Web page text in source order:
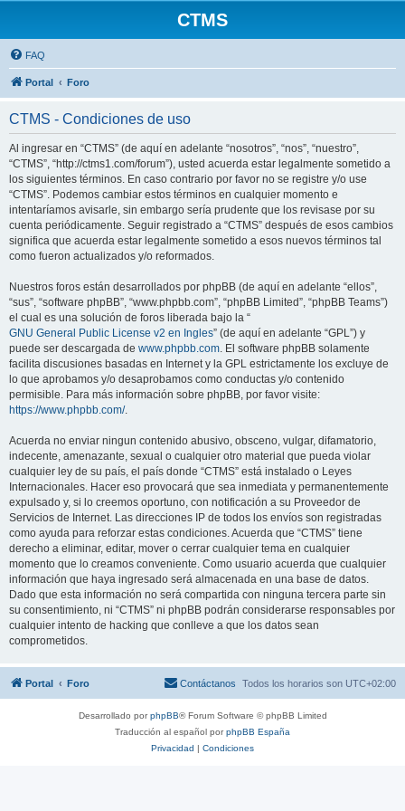
CTMS
FAQ
Portal Foro
CTMS - Condiciones de uso
Al ingresar en “CTMS” (de aquí en adelante “nosotros”, “nos”, “nuestro”,
“CTMS”, “http://ctms1.com/forum”), usted acuerda estar legalmente sometido a
los siguientes términos. En caso contrario por favor no se registre y/o use
“CTMS”. Podemos cambiar estos términos en cualquier momento e
intentaríamos avisarle, sin embargo sería prudente que los revisase por su
cuenta periódicamente. Seguir registrado a “CTMS” después de esos cambios
significa que acuerda estar legalmente sometido a esos nuevos términos tal
como fueron actualizados y/o reformados.
Nuestros foros están desarrollados por phpBB (de aquí en adelante “ellos”,
“sus”, “software phpBB”, “www.phpbb.com”, “phpBB Limited”, “phpBB Teams”)
el cual es una solución de foros liberada bajo la “
GNU General Public License v2 en Ingles” (de aquí en adelante “GPL”) y
puede ser descargada de www.phpbb.com. El software phpBB solamente
facilita discusiones basadas en Internet y la GPL estrictamente los excluye de
lo que aprobamos y/o desaprobamos como conductas y/o contenido
permisible. Para más información sobre phpBB, por favor visite:
https://www.phpbb.com/.
Acuerda no enviar ningun contenido abusivo, obsceno, vulgar, difamatorio,
indecente, amenazante, sexual o cualquier otro material que pueda violar
cualquier ley de su país, el país donde “CTMS” está instalado o Leyes
Internacionales. Hacer eso provocará que sea inmediata y permanentemente
expulsado y, si lo creemos oportuno, con notificación a su Proveedor de
Servicios de Internet. Las direcciones IP de todos los envíos son registradas
como ayuda para reforzar estas condiciones. Acuerda que “CTMS” tiene
derecho a eliminar, editar, mover o cerrar cualquier tema en cualquier
momento que lo creamos conveniente. Como usuario acuerda que cualquier
información que haya ingresado será almacenada en una base de datos.
Dado que esta información no será compartida con ninguna tercera parte sin
su consentimiento, ni “CTMS” ni phpBB podrán considerarse responsables por
cualquier intento de hacking que conlleve a que los datos sean
comprometidos.
Portal Foro Todos los horarios son UTC+02:00
Contáctanos
Desarrollado porphpBB® Forum Software © phpBB Limited
Traducción al español porphpBB España
Privacidad | Condiciones